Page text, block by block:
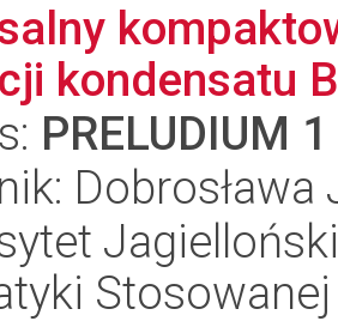
kondensatu
PRELUDIUM 1
Stosowanej